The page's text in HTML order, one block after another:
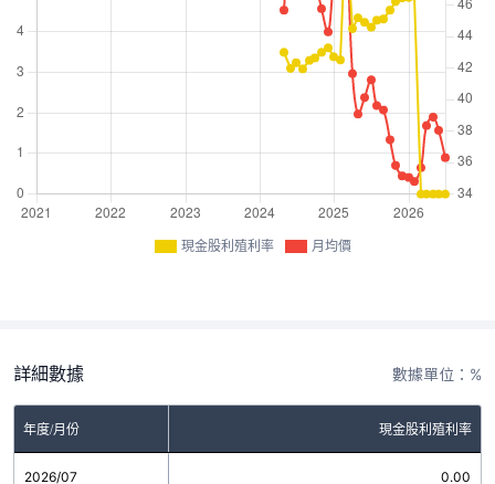
現金股利殖利率 月均價
詳細數據 數據單位：%
年度/月份 現金股利殖利率
2026/07 0.00